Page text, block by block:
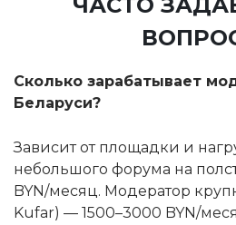
Сколько зарабатывает
Беларуси?
Зависит от площадки и
небольшого форума на
BYN/месяц. Модератор
Kufar) — 1500–3000 BYN/